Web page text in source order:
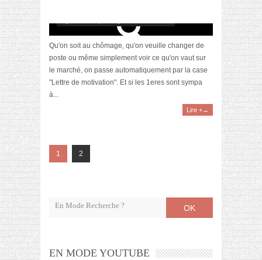
Qu'on soit au chômage, qu'on veuille changer de
poste ou même simplement voir ce qu'on vaut sur
le marché, on passe automatiquement par la case
"Lettre de motivation". Et si les 1eres sont sympa
à...
Lire +→
1 2
OK
EN MODE YOUTUBE